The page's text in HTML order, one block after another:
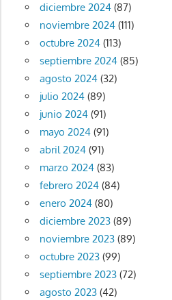
diciembre 2024(87)
noviembre 2024(111)
octubre 2024(113)
septiembre 2024(85)
agosto 2024(32)
julio 2024(89)
junio 2024(91)
mayo 2024(91)
abril 2024(91)
marzo 2024(83)
febrero 2024(84)
enero 2024(80)
diciembre 2023(89)
noviembre 2023(89)
octubre 2023(99)
septiembre 2023(72)
agosto 2023(42)